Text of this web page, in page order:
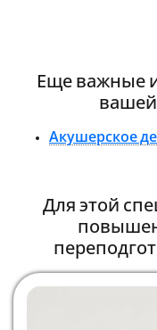
Еще важные
вашей
Акушерское
Для этой